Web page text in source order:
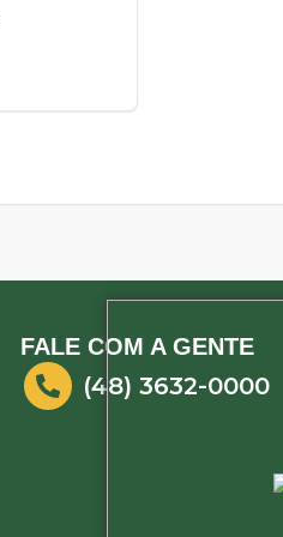
FALE COM A GENTE
(48) 3632-0000